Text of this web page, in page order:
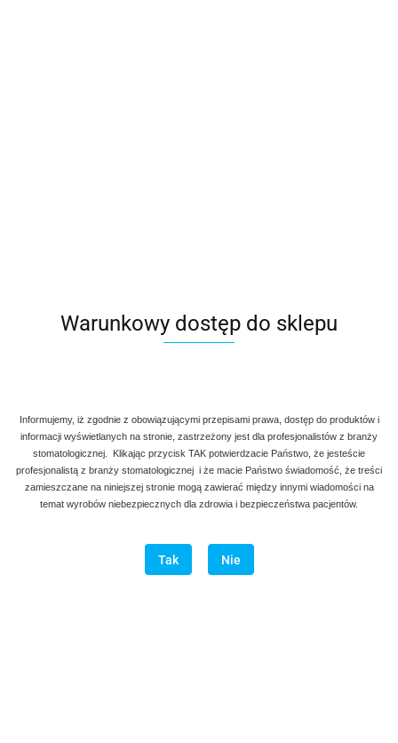
Warunkowy dostęp do sklepu
Informujemy, iż zgodnie z obowiązującymi przepisami prawa, dostęp do produktów i
informacji wyświetlanych na stronie, zastrzeżony jest dla profesjonalistów z branży
stomatologicznej. Klikając przycisk TAK potwierdzacie Państwo, że jesteście
profesjonalistą z branży stomatologicznej i że macie Państwo świadomość, że treści
zamieszczane na niniejszej stronie mogą zawierać między innymi wiadomości na
temat wyrobów niebezpiecznych dla zdrowia i bezpieczeństwa pacjentów.
Tak Nie